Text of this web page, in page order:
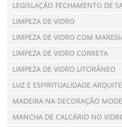
LEGISLAÇÃO FECHAMENTO DE
LIMPEZA DE VIDRO
LIMPEZA DE VIDRO COM
LIMPEZA DE VIDRO CORRETA
LIMPEZA DE VIDRO LITORÂNEO
LUZ E ESPIRITUALIDADE
MADEIRA NA DECORAÇÃO
MANCHA DE CALCÁRIO NO